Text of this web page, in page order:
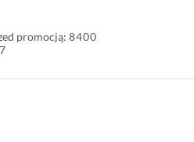
promocją: 8400